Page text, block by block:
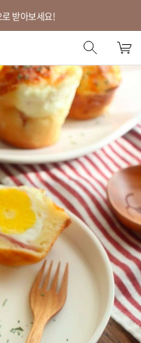
받아보세요!